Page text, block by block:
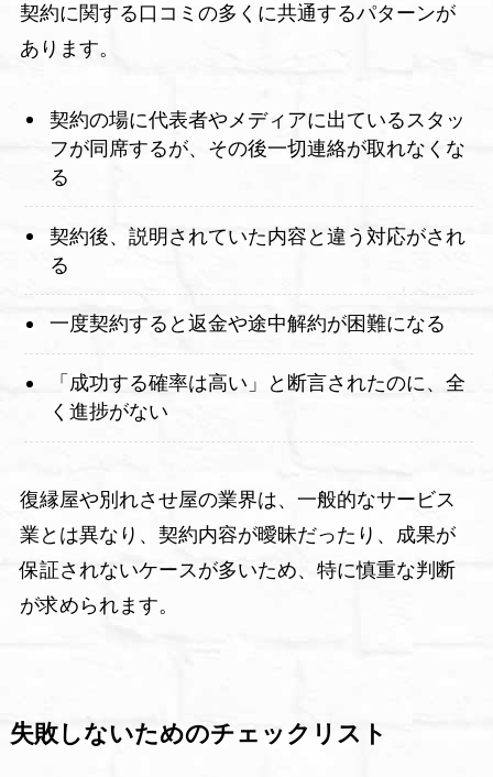
契約に関する口コミの多くに共通するパターンが
あります。
契約の場に代表者やメディアに出ているスタッ
フが同席するが、その後一切連絡が取れなくな
る
契約後、説明されていた内容と違う対応がされ
る
一度契約すると返金や途中解約が困難になる
「成功する確率は高い」と断言されたのに、全
く進捗がない
復縁屋や別れさせ屋の業界は、一般的なサービス
業とは異なり、契約内容が曖昧だったり、成果が
保証されないケースが多いため、特に慎重な判断
が求められます。
失敗しないためのチェックリスト